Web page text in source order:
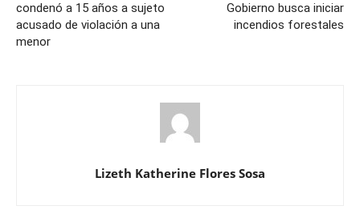
condenó a 15 años a sujeto
acusado de violación a una
menor
Gobierno busca iniciar
incendios forestales
Lizeth Katherine Flores Sosa